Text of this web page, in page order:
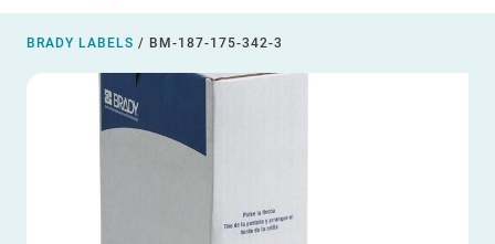
BRADY LABELS / BM-187-175-342-3